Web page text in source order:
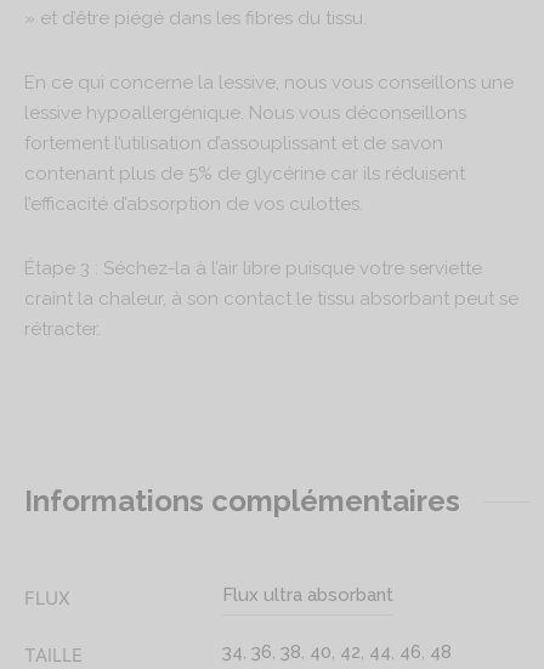
» et d’être piégé dans les fibres du tissu.
En ce qui concerne la lessive, nous vous conseillons une
lessive hypoallergénique. Nous vous déconseillons
fortement l’utilisation d’assouplissant et de savon
contenant plus de 5% de glycérine car ils réduisent
l’efficacité d’absorption de vos culottes.
Étape 3 : Séchez-la à l’air libre puisque votre serviette
craint la chaleur, à son contact le tissu absorbant peut se
rétracter.
Informations complémentaires
FLUX Flux ultra absorbant
TAILLE 34, 36, 38, 40, 42, 44, 46, 48